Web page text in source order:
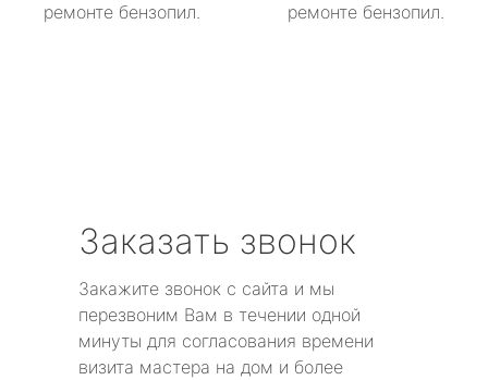
ремонте бензопил.
ремонте бензопил.
Заказать звонок
Закажите звонок с сайта и мы
перезвоним Вам в течении одной
минуты для согласования времени
визита мастера на дом и более